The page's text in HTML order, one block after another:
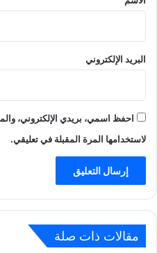
البريد الإلكتروني
احفظ اسمي، بريدي الإلكتروني،
لاستخدامها المرة المقبلة في تعليقي.
مقالات ذات صلة